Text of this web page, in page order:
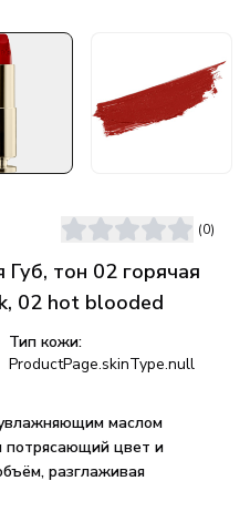
(0)
тон 02 горячая
02 hot blooded
Тип кожи:
ProductPage.skinType.null
маслом
потрясающий цвет и
разглаживая